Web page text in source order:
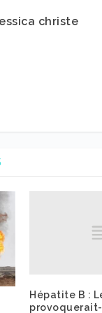
christe
Hépatite B :